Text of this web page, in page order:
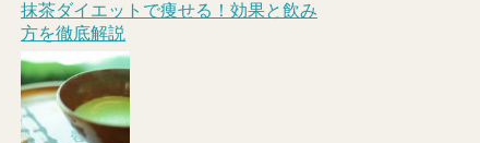
抹茶ダイエットで痩せる！効果と飲み
方を徹底解説